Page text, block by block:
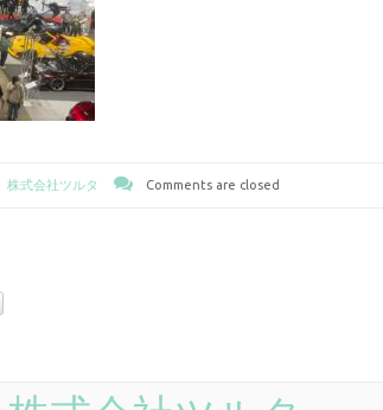
株式会社ツルタ Comments are closed